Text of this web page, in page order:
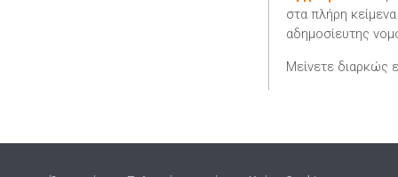
στα πλήρη
αδημοσίευτης
Μείνετε διαρκώς